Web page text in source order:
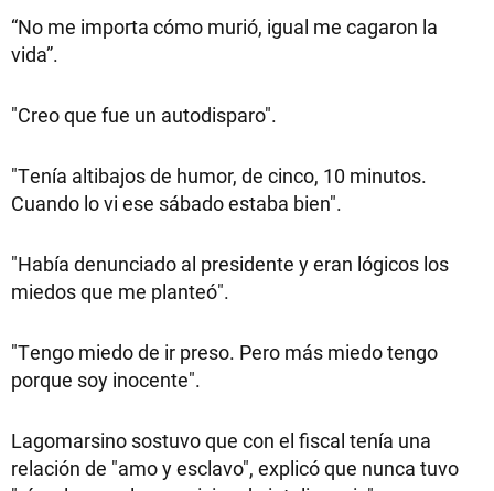
“No me importa cómo murió, igual me cagaron la
vida”.
"Creo que fue un autodisparo".
"Tenía altibajos de humor, de cinco, 10 minutos.
Cuando lo vi ese sábado estaba bien".
"Había denunciado al presidente y eran lógicos los
miedos que me planteó".
"Tengo miedo de ir preso. Pero más miedo tengo
porque soy inocente".
Lagomarsino sostuvo que con el fiscal tenía una
relación de "amo y esclavo", explicó que nunca tuvo